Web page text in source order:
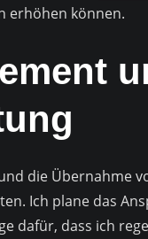
erhöhen können.
die Übernahme
Ich plane das
dafür, dass ich